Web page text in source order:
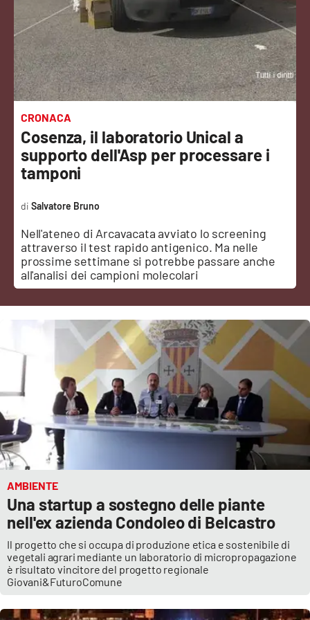
Sanità
Sport
Cultura
Podcast
Meteo
Editoriali
VIDEO
Ambiente
Cronaca
Economia e Lavoro
Politica
Sanità
Società
Sport
RUBRICHE
CRONACA
Cosenza, il laboratorio Unical a
supporto dell'Asp per processare i
tamponi
Nell'ateneo di Arcavacata avviato lo screening
attraverso il test rapido antigenico. Ma nelle
prossime settimane si potrebbe passare anche
all'analisi dei campioni molecolari
Salvatore Bruno
AMBIENTE
Una startup a sostegno delle piante
nell'ex azienda Condoleo di Belcastro
Il progetto che si occupa di produzione etica e sostenibile di
vegetali agrari mediante un laboratorio di micropropagazione
è risultato vincitore del progetto regionale
Giovani&FuturoComune